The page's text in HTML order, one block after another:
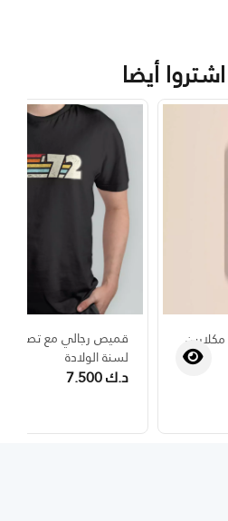
أيضا
قميص رجالي مع
لسنة الولادة
د.ك 7.500